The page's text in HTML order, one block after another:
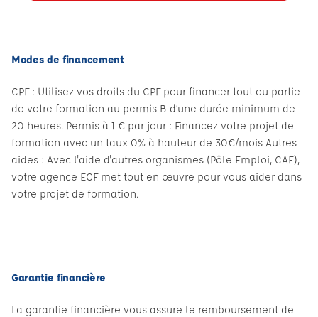
Modes de financement
CPF : Utilisez vos droits du CPF pour financer tout ou partie
de votre formation au permis B d’une durée minimum de
20 heures. Permis à 1 € par jour : Financez votre projet de
formation avec un taux 0% à hauteur de 30€/mois Autres
aides : Avec l'aide d'autres organismes (Pôle Emploi, CAF),
votre agence ECF met tout en œuvre pour vous aider dans
votre projet de formation.
Garantie financière
La garantie financière vous assure le remboursement de